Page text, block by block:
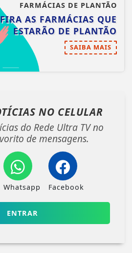
FARMÁCIAS DE PLANTÃO
AS FARMÁCIAS QUE
ESTARÃO DE PLANTÃO
SAIBA MAIS
NO CELULAR
do Rede Ultra TV no
de mensagens.
Whatsapp Facebook
ENTRAR